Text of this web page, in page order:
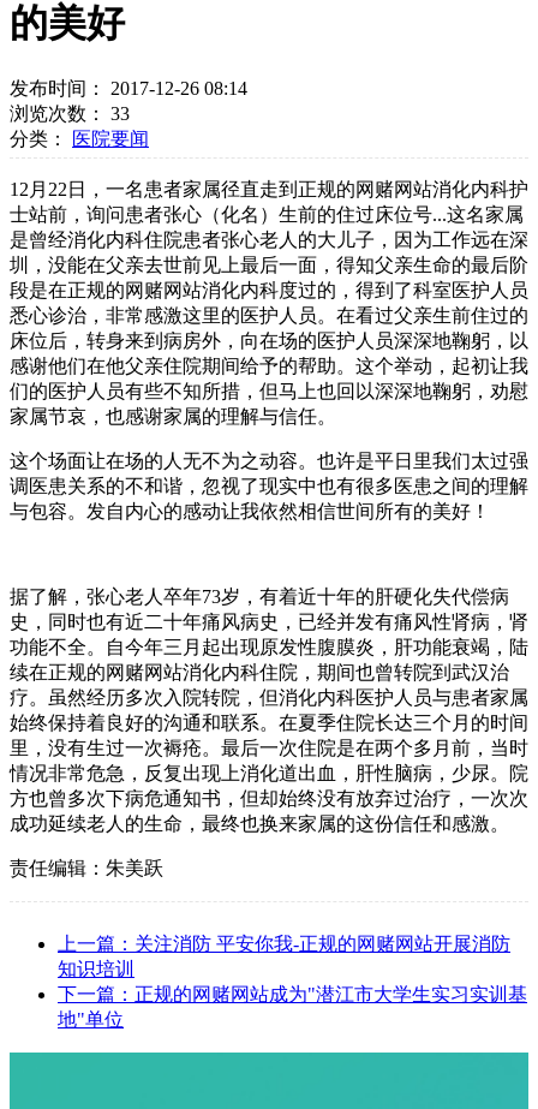
的美好
发布时间： 2017-12-26 08:14
浏览次数： 33
分类：
医院要闻
12月22日，一名患者家属径直走到正规的网赌网站消化内科护
士站前，询问患者张心（化名）生前的住过床位号...这名家属
是曾经消化内科住院患者张心老人的大儿子，因为工作远在深
圳，没能在父亲去世前见上最后一面，得知父亲生命的最后阶
段是在正规的网赌网站消化内科度过的，得到了科室医护人员
悉心诊治，非常感激这里的医护人员。在看过父亲生前住过的
床位后，转身来到病房外，向在场的医护人员深深地鞠躬，以
感谢他们在他父亲住院期间给予的帮助。这个举动，起初让我
们的医护人员有些不知所措，但马上也回以深深地鞠躬，劝慰
家属节哀，也感谢家属的理解与信任。
这个场面让在场的人无不为之动容。也许是平日里我们太过强
调医患关系的不和谐，忽视了现实中也有很多医患之间的理解
与包容。发自内心的感动让我依然相信世间所有的美好！
据了解，张心老人卒年73岁，有着近十年的肝硬化失代偿病
史，同时也有近二十年痛风病史，已经并发有痛风性肾病，肾
功能不全。自今年三月起出现原发性腹膜炎，肝功能衰竭，陆
续在正规的网赌网站消化内科住院，期间也曾转院到武汉治
疗。虽然经历多次入院转院，但消化内科医护人员与患者家属
始终保持着良好的沟通和联系。在夏季住院长达三个月的时间
里，没有生过一次褥疮。最后一次住院是在两个多月前，当时
情况非常危急，反复出现上消化道出血，肝性脑病，少尿。院
方也曾多次下病危通知书，但却始终没有放弃过治疗，一次次
成功延续老人的生命，最终也换来家属的这份信任和感激。
责任编辑：朱美跃
上一篇：关注消防 平安你我-正规的网赌网站开展消防
知识培训
下一篇：正规的网赌网站成为"潜江市大学生实习实训基
地"单位